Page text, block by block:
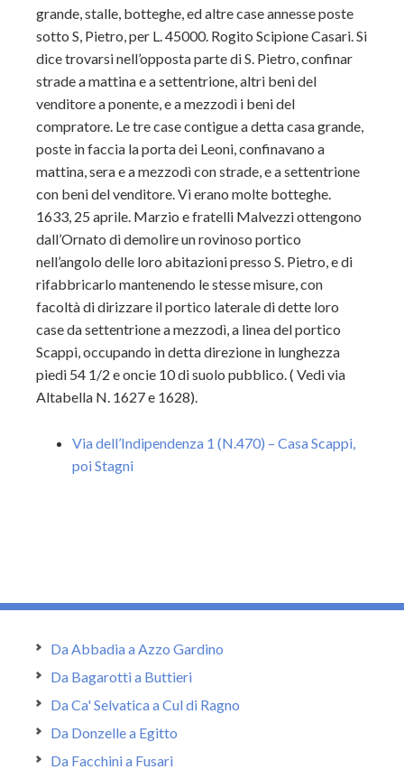
grande, stalle, botteghe, ed altre case annesse poste
sotto S, Pietro, per L. 45000. Rogito Scipione Casari. Si
dice trovarsi nell’opposta parte di S. Pietro, confinar
strade a mattina e a settentrione, altri beni del
venditore a ponente, e a mezzodì i beni del
compratore. Le tre case contigue a detta casa grande,
poste in faccia la porta dei Leoni, confinavano a
mattina, sera e a mezzodì con strade, e a settentrione
con beni del venditore. Vi erano molte botteghe.
1633, 25 aprile. Marzio e fratelli Malvezzi ottengono
dall’Ornato di demolire un rovinoso portico
nell’angolo delle loro abitazioni presso S. Pietro, e di
rifabbricarlo mantenendo le stesse misure, con
facoltà di dirizzare il portico laterale di dette loro
case da settentrione a mezzodì, a linea del portico
Scappi, occupando in detta direzione in lunghezza
piedi 54 1/2 e oncie 10 di suolo pubblico. ( Vedi via
Altabella N. 1627 e 1628).
Via dell’Indipendenza 1 (N.470) – Casa Scappi,
poi Stagni
Da Abbadia a Azzo Gardino
Da Bagarotti a Buttieri
Da Ca' Selvatica a Cul di Ragno
Da Donzelle a Egitto
Da Facchini a Fusari